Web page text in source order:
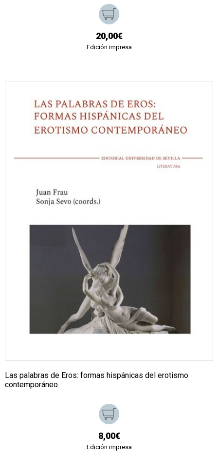
20,00€
Edición impresa
Las palabras de Eros: formas hispánicas del erotismo
contemporáneo
8,00€
Edición impresa